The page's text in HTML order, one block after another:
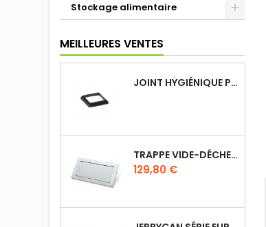
Stockage alimentaire
MEILLEURES VENTES
JOINT HYGIÉNIQUE POUR ANNEAU TUBE 40 X 40 MM NOIR
TRAPPE VIDE-DÉCHETS BASCULANT ENCASTRABLE EN INOX
Prix
129,80 €